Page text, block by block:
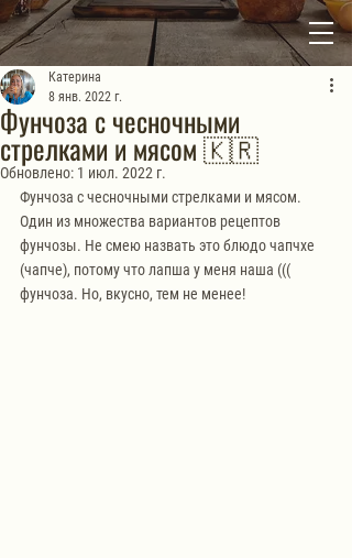
Фунчоза с чесночными
стрелками и мясом 🇰🇷
Катерина
8 янв. 2022 г.
Обновлено: 1 июл. 2022 г.
Фунчоза с чесночными стрелками и мясом.
Один из множества вариантов рецептов
фунчозы. Не смею назвать это блюдо чапчхе
(чапче), потому что лапша у меня наша (((
фунчоза. Но, вкусно, тем не менее!